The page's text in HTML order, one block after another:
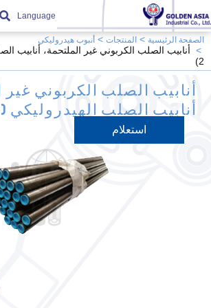
Language
الصفحة الرئيسية المنتجات أنبوب هيدروليكي
2)
أنابيب الصلب الكربوني غير
أنابيب الصلب الهيدروليكي (OST-2)
استعلام